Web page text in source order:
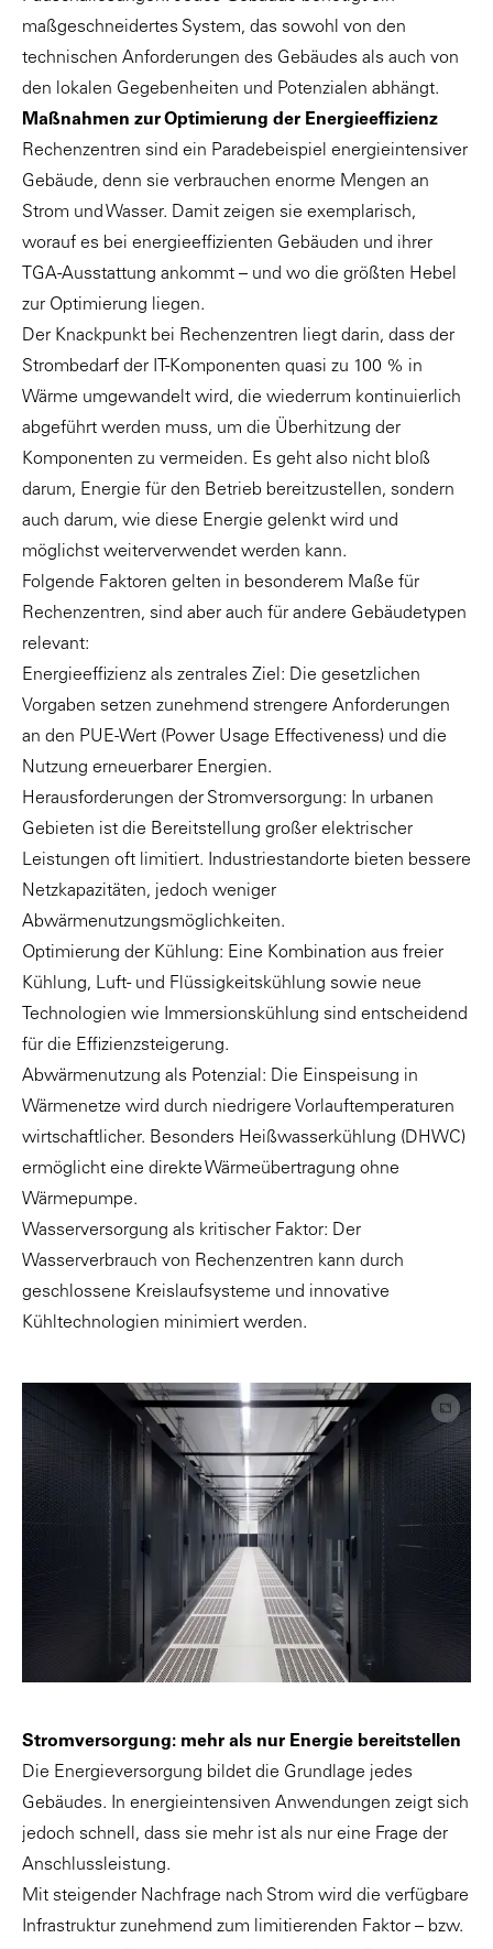
maßgeschneidertes System, das sowohl von den
technischen Anforderungen des Gebäudes als auch von
den lokalen Gegebenheiten und Potenzialen abhängt.
Maßnahmen zur Optimierung der Energieeffizienz
Rechenzentren sind ein Paradebeispiel energieintensiver
Gebäude, denn sie verbrauchen enorme Mengen an
Strom und Wasser. Damit zeigen sie exemplarisch,
worauf es bei energieeffizienten Gebäuden und ihrer
TGA-Ausstattung ankommt – und wo die größten Hebel
zur Optimierung liegen.
Der Knackpunkt bei Rechenzentren liegt darin, dass der
Strombedarf der IT-Komponenten quasi zu 100 % in
Wärme umgewandelt wird, die wiederrum kontinuierlich
abgeführt werden muss, um die Überhitzung der
Komponenten zu vermeiden. Es geht also nicht bloß
darum, Energie für den Betrieb bereitzustellen, sondern
auch darum, wie diese Energie gelenkt wird und
möglichst weiterverwendet werden kann.
Folgende Faktoren gelten in besonderem Maße für
Rechenzentren, sind aber auch für andere Gebäudetypen
relevant:
Energieeffizienz als zentrales Ziel: Die gesetzlichen
Vorgaben setzen zunehmend strengere Anforderungen
an den PUE-Wert (Power Usage Effectiveness) und die
Nutzung erneuerbarer Energien.
Herausforderungen der Stromversorgung: In urbanen
Gebieten ist die Bereitstellung großer elektrischer
Leistungen oft limitiert. Industriestandorte bieten bessere
Netzkapazitäten, jedoch weniger
Abwärmenutzungsmöglichkeiten.
Optimierung der Kühlung: Eine Kombination aus freier
Kühlung, Luft- und Flüssigkeitskühlung sowie neue
Technologien wie Immersionskühlung sind entscheidend
für die Effizienzsteigerung.
Abwärmenutzung als Potenzial: Die Einspeisung in
Wärmenetze wird durch niedrigere Vorlauftemperaturen
wirtschaftlicher. Besonders Heißwasserkühlung (DHWC)
ermöglicht eine direkte Wärmeübertragung ohne
Wärmepumpe.
Wasserversorgung als kritischer Faktor: Der
Wasserverbrauch von Rechenzentren kann durch
geschlossene Kreislaufsysteme und innovative
Kühltechnologien minimiert werden.
Stromversorgung: mehr als nur Energie bereitstellen
Die Energieversorgung bildet die Grundlage jedes
Gebäudes. In energieintensiven Anwendungen zeigt sich
jedoch schnell, dass sie mehr ist als nur eine Frage der
Anschlussleistung.
Mit steigender Nachfrage nach Strom wird die verfügbare
Infrastruktur zunehmend zum limitierenden Faktor – bzw.